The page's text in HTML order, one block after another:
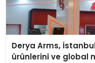
Derya Arms,
ürünlerini ve global